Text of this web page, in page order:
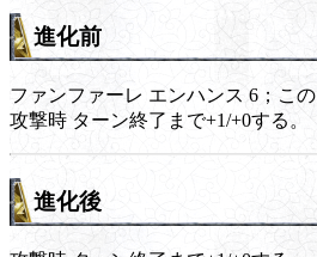
進化前
ファンファーレ エンハンス 6；こ
攻撃時ターン終了まで+1/+0する。
進化後